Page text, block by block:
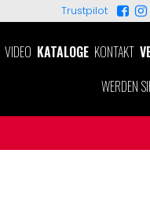
Trustpilot
VIDEO KATALOGE KONTAKT
WERDEN